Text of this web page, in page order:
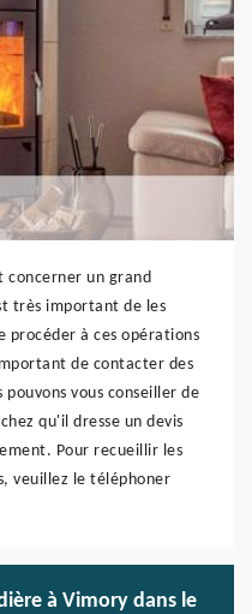
concerner un grand
très important de les
procéder à ces opérations
de contacter des
vous conseiller de
qu'il dresse un devis
Pour recueillir les
veuillez le téléphoner
à Vimory dans le